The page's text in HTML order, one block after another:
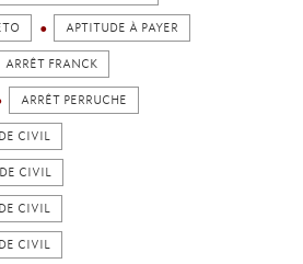
APTITUDE À PAYER
ARRÊT FRANCK
ARRÊT PERRUCHE
CIVIL
CIVIL
CIVIL
CIVIL